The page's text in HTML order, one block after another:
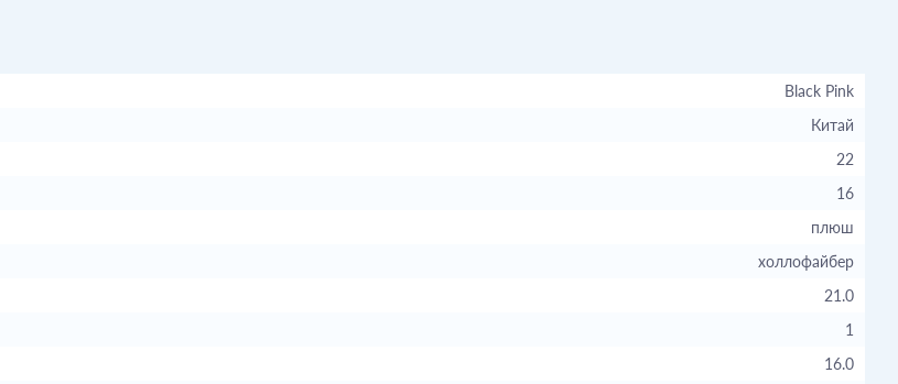
Black Pink
Китай
22
16
плюш
холлофайбер
21.0
1
16.0